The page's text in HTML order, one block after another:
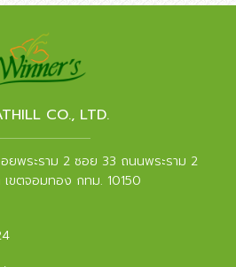
CO., LTD.
ยพระราม 2 ซอย 33 ถนนพระราม 2
ขตจอมทอง กทม. 10150